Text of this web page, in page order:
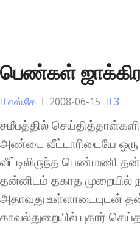
பெண்கள்
எஸ்.கே 2008-06-15 3
சமீபத்தில்
அண்டை வீட்டாரிடையே ஒரு
வீட்டிலிருந்த பெண்மணி
தன்னிடம் தகாத முறையில்
அதாவது உள்ளாடையுடன்
காவல்துறையில் புகார்